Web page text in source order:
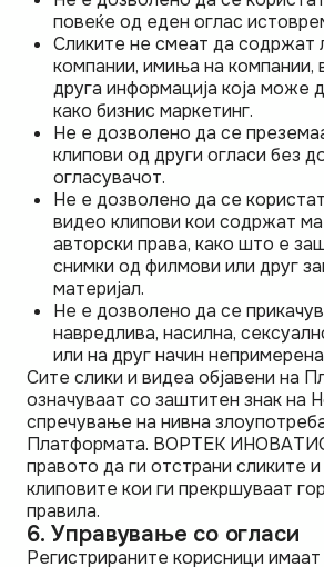
повеќе од еден оглас
Сликите не смеат да содржат
компании, имиња на компании,
друга информација која може
како бизнис маркетинг.
Не е дозволено да се
клипови од други огласи без
огласувачот.
Не е дозволено да се
видео клипови кои содржат
авторски права, како што е
снимки од филмови или друг
материјал.
Не е дозволено да се
навредлива, насилна,
или на друг начин
Сите слики и видеа објавени на
означуваат со заштитен знак на
спречување на нивна
Платформата. ВОРТЕК
правото да ги отстрани сликите
клиповите кои ги прекршуваат
правила.
6. Управување со огласи
Регистрираните корисници